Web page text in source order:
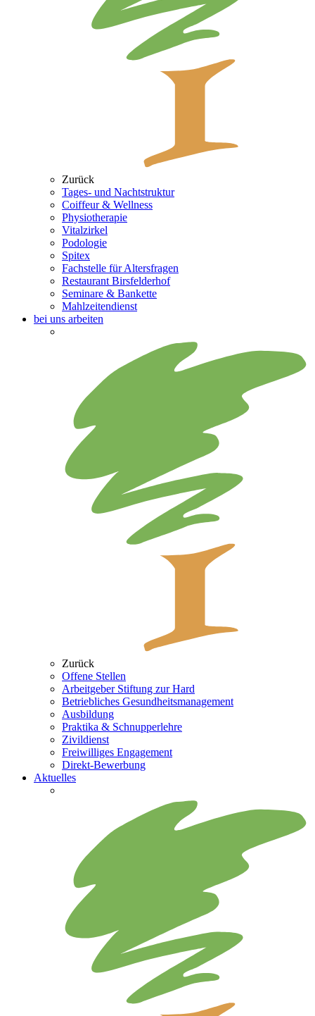
Zurück
Tages- und Nachtstruktur
Coiffeur & Wellness
Physiotherapie
Vitalzirkel
Podologie
Spitex
Fachstelle für Altersfragen
Restaurant Birsfelderhof
Seminare & Bankette
Mahlzeitendienst
bei uns arbeiten
Zurück
Offene Stellen
Arbeitgeber Stiftung zur Hard
Betriebliches Gesundheitsmanagement
Ausbildung
Praktika & Schnupperlehre
Zivildienst
Freiwilliges Engagement
Direkt-Bewerbung
Aktuelles